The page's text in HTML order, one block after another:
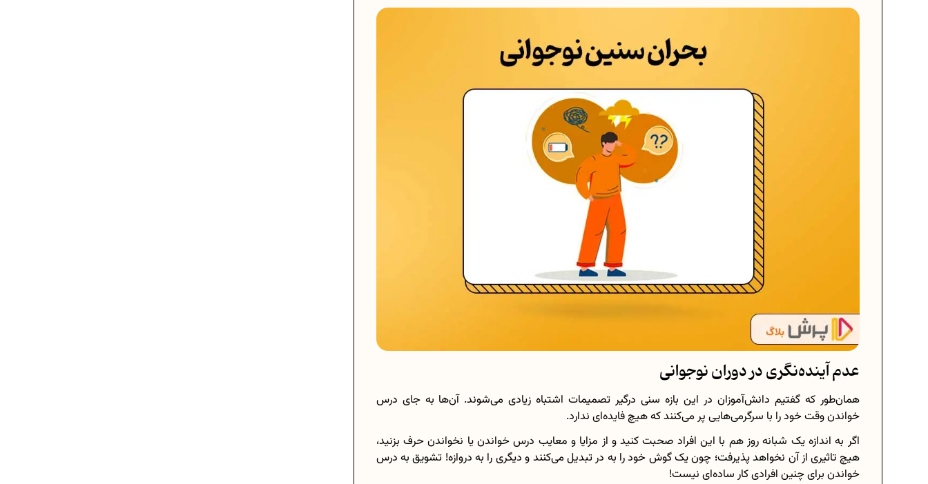
عدم آینده‌نگری در دوران نوجوانی
همان‌طور که گفتیم دانش‌آموزان در این بازه سنی درگیر تصمیمات اشتباه زیادی می‌شوند. آن‌ها به جای درس
خواندن وقت خود را با سرگرمی‌هایی پر می‌کنند که هیچ فایده‌ای ندارد.
اگر به اندازه یک شبانه روز هم با این افراد صحبت کنید و از مزایا و معایب درس خواندن یا نخواندن حرف بزنید،
هیچ تاثیری از آن نخواهد پذیرفت؛ چون یک گوش خود را به در تبدیل می‌کنند و دیگری را به دروازه! تشویق به درس
خواندن برای چنین افرادی کار ساده‌ای نیست!